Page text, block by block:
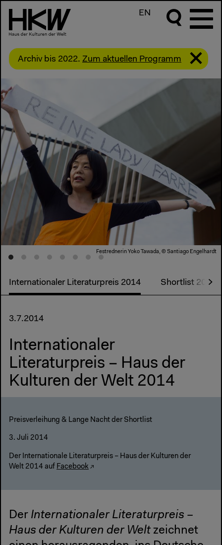
EN
Archiv bis 2022. Zum aktuellen Programm
Festrednerin Yoko Tawada, © Santiago Engelhardt
Internationaler Literaturpreis 2014 Shortlist 2014
3.7.2014
Internationaler
Literaturpreis – Haus der
Kulturen der Welt 2014
Preisverleihung & Lange Nacht der Shortlist
3. Juli 2014
Der Internationale Literaturpreis – Haus der Kulturen der
Welt 2014 auf Facebook
Der Internationaler Literaturpreis –
Haus der Kulturen der Welt zeichnet